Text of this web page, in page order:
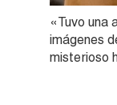
«Tuvo una
imágenes
misterioso